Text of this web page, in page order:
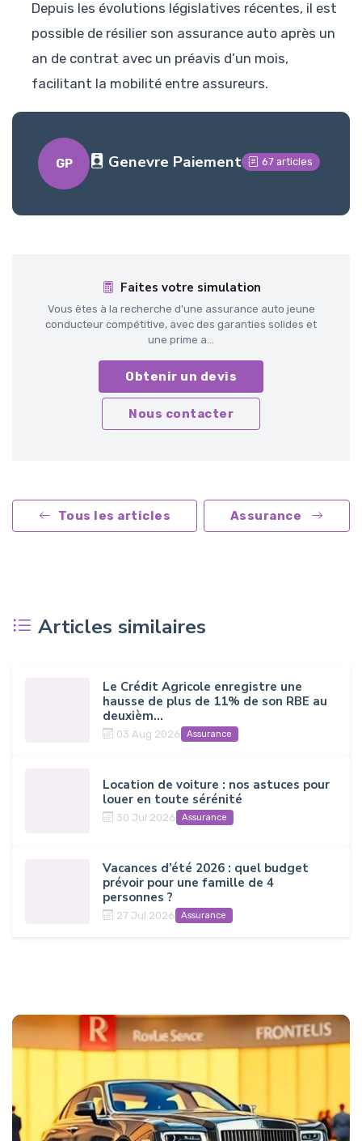
Depuis les évolutions législatives récentes, il est
possible de résilier son assurance auto après un
an de contrat avec un préavis d’un mois,
facilitant la mobilité entre assureurs.
GP Genevre Paiement 67 articles
Faites votre simulation
Vous êtes à la recherche d'une assurance auto jeune
conducteur compétitive, avec des garanties solides et
une prime a...
Obtenir un devis
Nous contacter
Tous les articles Assurance
Articles similaires
Le Crédit Agricole enregistre une
hausse de plus de 11% de son RBE au
deuxièm...
03 Aug 2026 Assurance
Location de voiture : nos astuces pour
louer en toute sérénité
30 Jul 2026 Assurance
Vacances d’été 2026 : quel budget
prévoir pour une famille de 4
personnes ?
27 Jul 2026 Assurance